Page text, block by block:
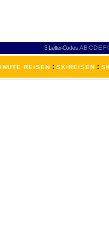
3 Letter-Codes ABCDEF
REISEN : SKIREISEN :